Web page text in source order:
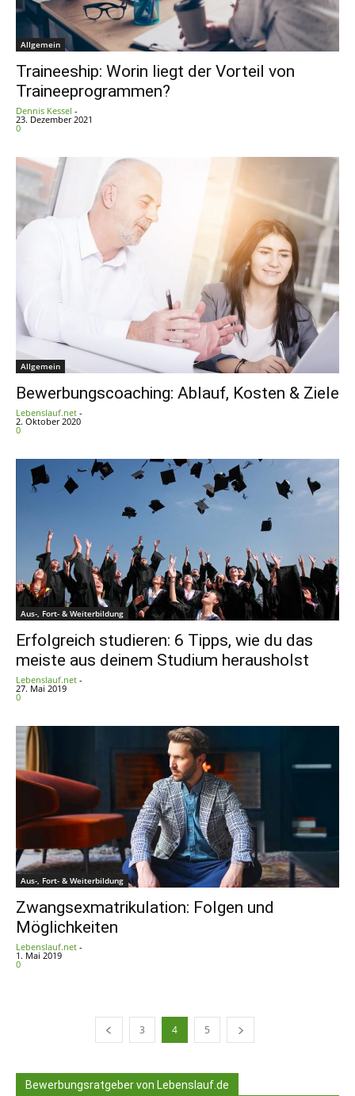
Allgemein
Traineeship: Worin liegt der Vorteil von
Traineeprogrammen?
Dennis Kessel -
23. Dezember 2021
0
Allgemein
Bewerbungscoaching: Ablauf, Kosten & Ziele
Lebenslauf.net -
2. Oktober 2020
0
Aus-, Fort- & Weiterbildung
Erfolgreich studieren: 6 Tipps, wie du das
meiste aus deinem Studium herausholst
Lebenslauf.net -
27. Mai 2019
0
Aus-, Fort- & Weiterbildung
Zwangsexmatrikulation: Folgen und
Möglichkeiten
Lebenslauf.net -
1. Mai 2019
0
3 4 5
Bewerbungsratgeber von Lebenslauf.de